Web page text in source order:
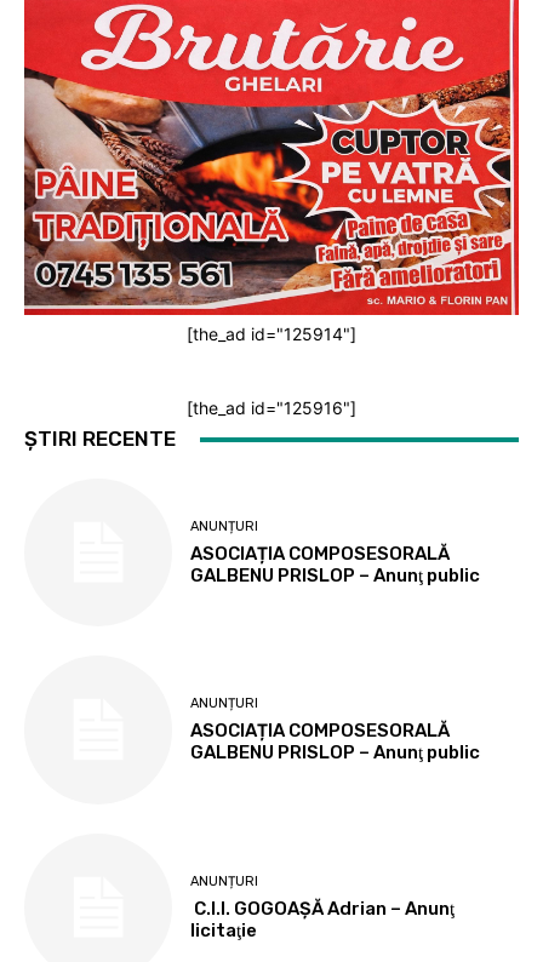
[the_ad id="125914"]
[the_ad id="125916"]
ȘTIRI RECENTE
ANUNȚURI
ASOCIAȚIA COMPOSESORALĂ
GALBENU PRISLOP – Anunţ public
ANUNȚURI
ASOCIAȚIA COMPOSESORALĂ
GALBENU PRISLOP – Anunţ public
ANUNȚURI
C.I.I. GOGOAŞĂ Adrian – Anunţ
licitaţie